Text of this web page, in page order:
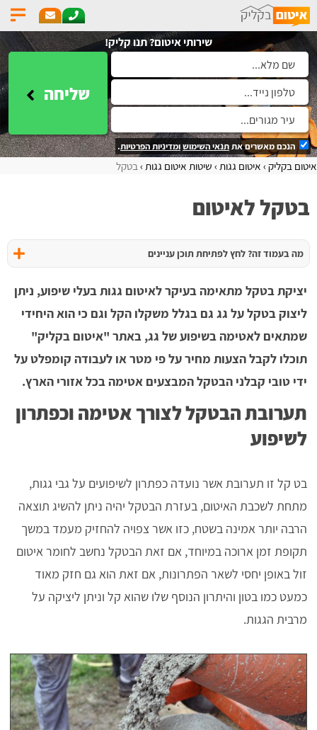
שירותי איטום? תנו קליק!
שליחה
הנכם מאשרים אתתנאי השימושומדיניות הפרטיות.
איטום בקליק איטום גגות שיטות איטום גגות בטקל
בטקל לאיטום
מה בעמוד זה? לחץ לפתיחת תוכן עניינים
יציקת בטקל מתאימה בעיקר לאיטום גגות בעלי שיפוע, ניתן
ליצוק בטקל על גג גם בגלל משקלו הקל וגם כי הוא היחידי
שמתאים לאטימה בשיפוע של גג, באתר "איטום בקליק"
תוכלו לקבל הצעות מחיר על פי מטר או לעבודה קומפלט על
ידי טובי קבלני הבטקל המבצעים אטימה בכל אזורי הארץ.
תערובת הבטקל לצורך אטימה וכפתרון
לשיפוע
בט קל זו תערובת אשר נועדה כפתרון לשיפועים על גבי גגות,
מתחת לשכבת האיטום, בעזרת הבטקל יהיה ניתן להשיג תוצאה
הרבה יותר אמינה בשטח, כזו אשר צפויה להחזיק מעמד במשך
תקופת זמן ארוכה במיוחד, אם זאת הבטקל נחשב לחומר איטום
זול באופן יחסי לשאר הפתרונות, אם זאת הוא גם חזק מאוד
כמעט כמו בטון והיתרון הנוסף שלו שהוא קל וניתן ליציקה על
מרבית הגגות.